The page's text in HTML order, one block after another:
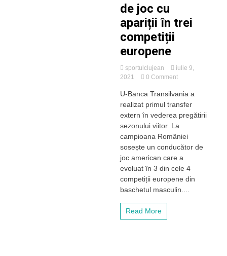
de joc cu
apariții în trei
competiții
europene
sportulclujean
iulie 9,
2021
0 Commenton
BT
și-
a
conducător
de
joc
cu
apariții
în
U-Banca Transilvania a
realizat primul transfer
extern în vederea pregătirii
sezonului viitor. La
campioana României
sosește un conducător de
joc american care a
evoluat în 3 din cele 4
competiții europene din
baschetul masculin....
Read More